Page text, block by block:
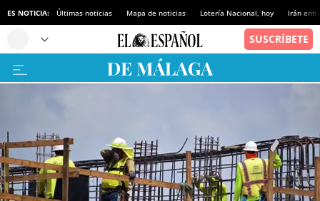
ES NOTICIA: Últimas noticias Mapa de noticias Lotería Nacional, hoy Irán